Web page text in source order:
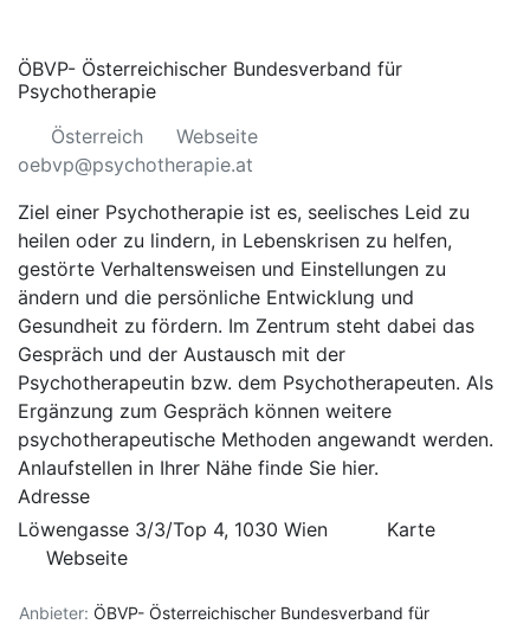
ÖBVP- Österreichischer Bundesverband für
Psychotherapie
Österreich
Webseite
oebvp@psychotherapie.at
Ziel einer Psychotherapie ist es, seelisches Leid zu
heilen oder zu lindern, in Lebenskrisen zu helfen,
gestörte Verhaltensweisen und Einstellungen zu
ändern und die persönliche Entwicklung und
Gesundheit zu fördern. Im Zentrum steht dabei das
Gespräch und der Austausch mit der
Psychotherapeutin bzw. dem Psychotherapeuten. Als
Ergänzung zum Gespräch können weitere
psychotherapeutische Methoden angewandt werden.
Anlaufstellen in Ihrer Nähe finde Sie hier.
Adresse
Löwengasse 3/3/Top 4, 1030 Wien
Karte
Webseite
Anbieter: ÖBVP- Österreichischer Bundesverband für